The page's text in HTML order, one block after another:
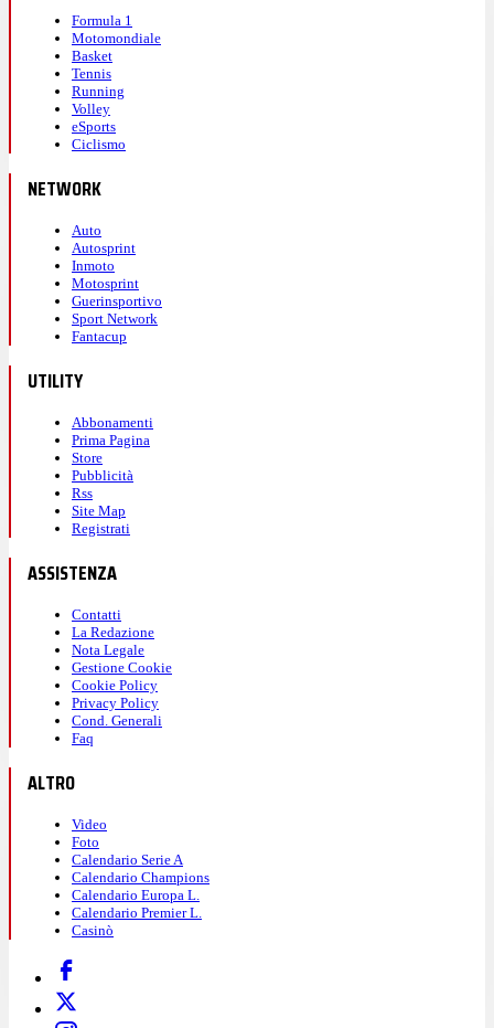
Formula 1
Motomondiale
Basket
Tennis
Running
Volley
eSports
Ciclismo
NETWORK
Auto
Autosprint
Inmoto
Motosprint
Guerinsportivo
Sport Network
Fantacup
UTILITY
Abbonamenti
Prima Pagina
Store
Pubblicità
Rss
Site Map
Registrati
ASSISTENZA
Contatti
La Redazione
Nota Legale
Gestione Cookie
Cookie Policy
Privacy Policy
Cond. Generali
Faq
ALTRO
Video
Foto
Calendario Serie A
Calendario Champions
Calendario Europa L.
Calendario Premier L.
Casinò